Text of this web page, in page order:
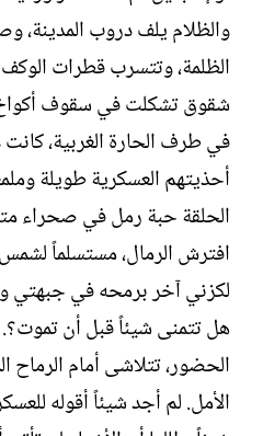
والظلام يلف دروب
الظلمة، وتتسرب قطرات
شقوق تشكلت في سقوف أكواخ
في طرف الحارة الغربية،
أحذيتهم العسكرية طويلة
الحلقة حبة رمل في صحراء
افترش الرمال، مستسلماً
لكزني آخر برمحه في جبهتي
هل تتمنى شيئاً قبل أن تموت؟.
الحضور، تتلاشى أمام
الأمل. لم أجد شيئاً أقوله